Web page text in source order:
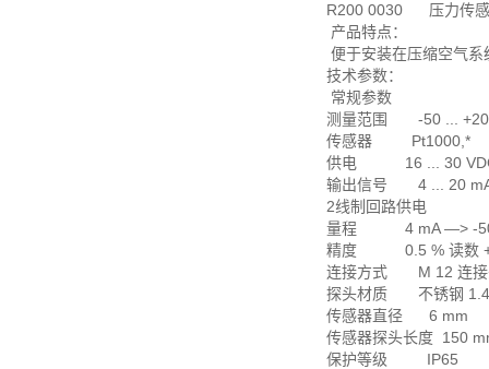
R200 0030 压力传感
产品特点：
便于安装在压缩空气
技术参数：
常规参数
测量范围 -50 ...
传感器 Pt1000,*
供电 16 ... 30
输出信号 4 ... 20
2线制回路供电
量程 4 mA —> -50
精度 0.5 % 读数 +
连接方式 M 12 连接
探头材质 不锈钢
传感器直径 6 mm
传感器探头长度 150
保护等级 IP65